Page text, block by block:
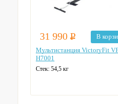
31 990 Р
В
Мультистанция VictoryFit
H7001
Стек: 54,5 кг